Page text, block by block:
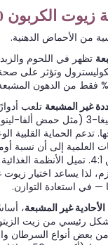
الكربون 60؟
من الأحماض الدهنية.
تظهر في اللحوم
وتؤثر على
غير المشبعة
تدعم الحماية القلبية
يجب أن تكون أقل من 4:1. تميل
الأحادية غير المشبعة،
بشكل رئيسي من زيت
أنواع السرطان